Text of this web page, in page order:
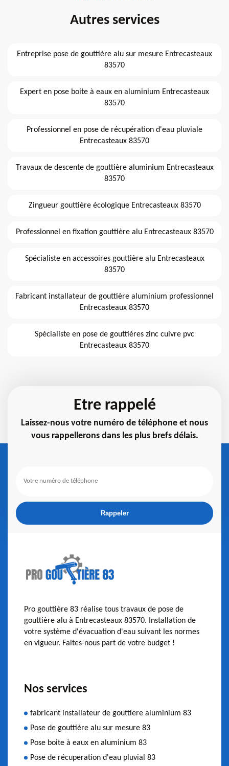
Autres services
Entreprise pose de gouttière alu sur mesure Entrecasteaux
83570
Expert en pose boite à eaux en aluminium Entrecasteaux
83570
Professionnel en pose de récupération d'eau pluviale
Entrecasteaux 83570
Travaux de descente de gouttière aluminium Entrecasteaux
83570
Zingueur gouttière écologique Entrecasteaux 83570
Professionnel en fixation gouttière alu Entrecasteaux 83570
Spécialiste en accessoires gouttière alu Entrecasteaux
83570
Fabricant installateur de gouttière aluminium professionnel
Entrecasteaux 83570
Spécialiste en pose de gouttières zinc cuivre pvc
Entrecasteaux 83570
Etre rappelé
Laissez-nous votre numéro de téléphone et nous
vous rappellerons dans les plus brefs délais.
Pro gouttière 83 réalise tous travaux de pose de
gouttière alu à Entrecasteaux 83570. Installation de
votre système d'évacuation d'eau suivant les normes
en vigueur. Faites-nous part de votre budget !
Nos services
fabricant installateur de gouttiere aluminium 83
Pose de gouttière alu sur mesure 83
Pose boite à eaux en aluminium 83
Pose de récuperation d'eau pluvial 83